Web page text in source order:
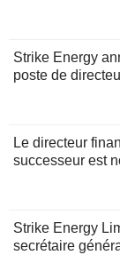
Strike Energy
poste de
Le directeur
successeur est
Strike Energy
secrétaire